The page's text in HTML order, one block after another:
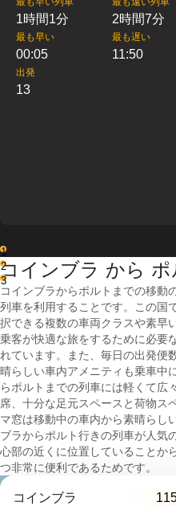
1時間1分 2時間7分
最も早い
00:05
最も遅い
11:50
出発
13
1
2
3
コインブラ から ポ
コインブラからポルトまでの移動
列車を利用することです。この国
択できる複数の車両クラスや素早
乗客が快適な旅をするために必要
れています。また、毎日の出発便
晴らしい車内アメニティも乗車中
らポルトまでの列車には軽くて広
席、十分な足元スペースと荷物ス
マ窓は移動中の車内から素晴らし
ブラからポルト行きの列車が人気
心部の近くに位置していることか
つ非常に便利であるためです。
コインブラ